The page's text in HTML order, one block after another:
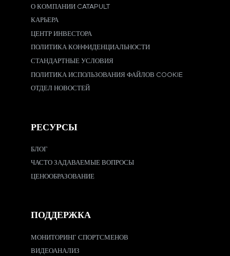
О КОМПАНИИ CATAPULT
КАРЬЕРА
ЦЕНТР ИНВЕСТОРА
ПОЛИТИКА КОНФИДЕНЦИАЛЬНОСТИ
СТАНДАРТНЫЕ УСЛОВИЯ
ПОЛИТИКА ИСПОЛЬЗОВАНИЯ ФАЙЛОВ COOKIE
ОТДЕЛ НОВОСТЕЙ
РЕСУРСЫ
БЛОГ
ЧАСТО ЗАДАВАЕМЫЕ ВОПРОСЫ
ЦЕНООБРАЗОВАНИЕ
ПОДДЕРЖКА
МОНИТОРИНГ СПОРТСМЕНОВ
ВИДЕОАНАЛИЗ